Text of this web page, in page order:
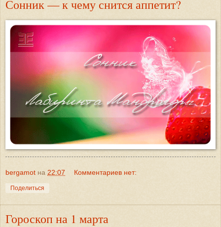
Сонник — к чему снится аппетит?
bergamot на 22:07 Комментариев нет:
Поделиться
Гороскоп на 1 марта